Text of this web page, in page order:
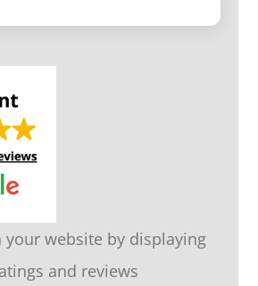
your website by displaying
and reviews